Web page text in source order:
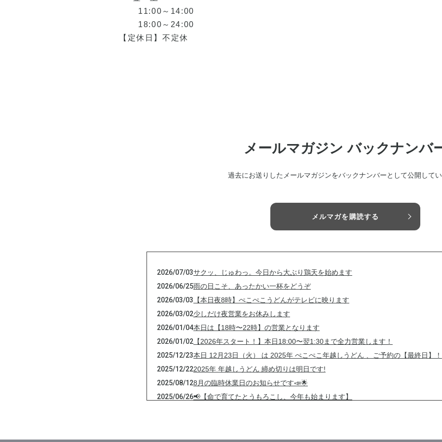
11:00～14:00
18:00～24:00
【定休日】不定休
メールマガジン バックナンバ
過去にお送りしたメールマガジンをバックナンバーとして公開してい
メルマガを購読する
2026/07/03サクッ、じゅわっ。今日から大ぶり鶏天を始めます
2026/06/25雨の日こそ、あったかい一杯をどうぞ
2026/03/03 【本日夜8時】ぺこぺこうどんがテレビに映ります
2026/03/02少しだけ夜営業をお休みします
2026/01/04本日は【18時〜22時】の営業となります
2026/01/02 【2026年スタート！】本日18:00〜翌1:30まで全力営業します！
2025/12/23本日 12月23日（火） は 2025年 ぺこぺこ年越しうどん 、ご予約の【最終日】！
2025/12/222025年 年越しうどん 締め切りは明日です!
2025/08/128月の臨時休業日のお知らせです📣🌟
2025/06/26📢【命で育てたとうもろこし、今年も始まります】
2025/01/30ぺこぺこうどん公式ホームページリニューアル記念✨油かすトッピング特別キ